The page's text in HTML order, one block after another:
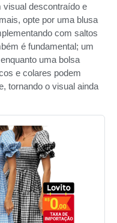
visual descontraído e
opte por uma blusa
com saltos
é fundamental; um
uma bolsa
e colares podem
tornando o visual ainda